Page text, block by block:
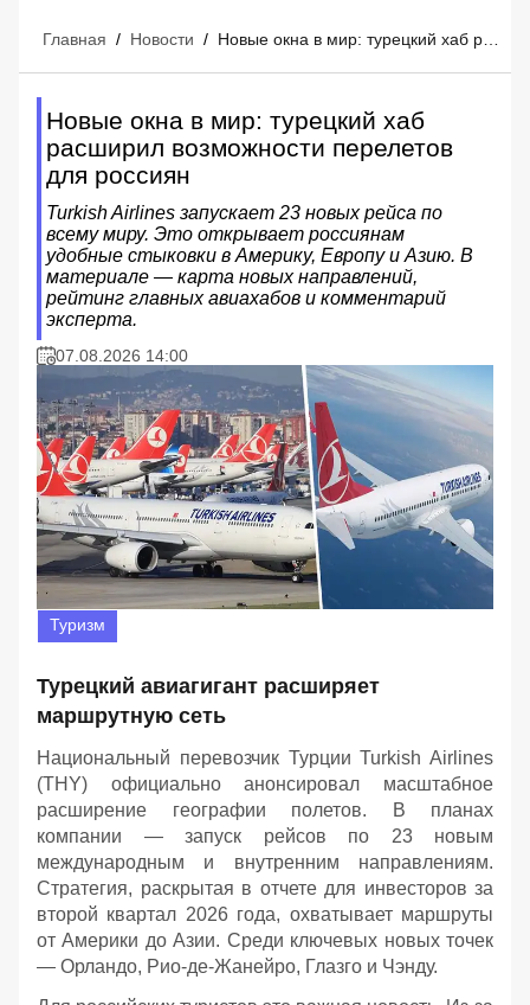
Главная / Новости /
Новые окна в мир: турецкий хаб
расширил возможности перелетов
для россиян
Turkish Airlines запускает 23 новых рейса по
всему миру. Это открывает россиянам
удобные стыковки в Америку, Европу и Азию. В
материале — карта новых направлений,
рейтинг главных авиахабов и комментарий
эксперта.
07.08.2026 14:00
Туризм
Турецкий авиагигант расширяет
маршрутную сеть
Национальный перевозчик Турции Turkish Airlines
(THY) официально анонсировал масштабное
расширение географии полетов. В планах
компании — запуск рейсов по 23 новым
международным и внутренним направлениям.
Стратегия, раскрытая в отчете для инвесторов за
второй квартал 2026 года, охватывает маршруты
от Америки до Азии. Среди ключевых новых точек
— Орландо, Рио-де-Жанейро, Глазго и Чэнду.